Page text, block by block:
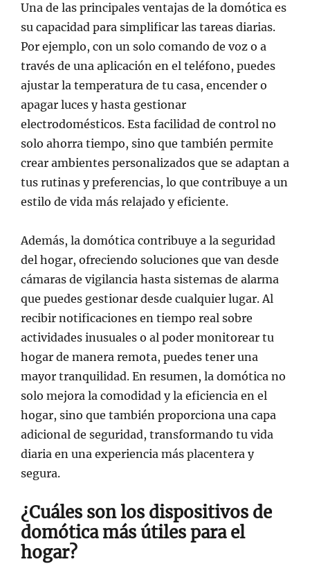
Una de las principales ventajas de la domótica es
su capacidad para simplificar las tareas diarias.
Por ejemplo, con un solo comando de voz o a
través de una aplicación en el teléfono, puedes
ajustar la temperatura de tu casa, encender o
apagar luces y hasta gestionar
electrodomésticos. Esta facilidad de control no
solo ahorra tiempo, sino que también permite
crear ambientes personalizados que se adaptan a
tus rutinas y preferencias, lo que contribuye a un
estilo de vida más relajado y eficiente.
Además, la domótica contribuye a la seguridad
del hogar, ofreciendo soluciones que van desde
cámaras de vigilancia hasta sistemas de alarma
que puedes gestionar desde cualquier lugar. Al
recibir notificaciones en tiempo real sobre
actividades inusuales o al poder monitorear tu
hogar de manera remota, puedes tener una
mayor tranquilidad. En resumen, la domótica no
solo mejora la comodidad y la eficiencia en el
hogar, sino que también proporciona una capa
adicional de seguridad, transformando tu vida
diaria en una experiencia más placentera y
segura.
¿Cuáles son los dispositivos de
domótica más útiles para el
hogar?